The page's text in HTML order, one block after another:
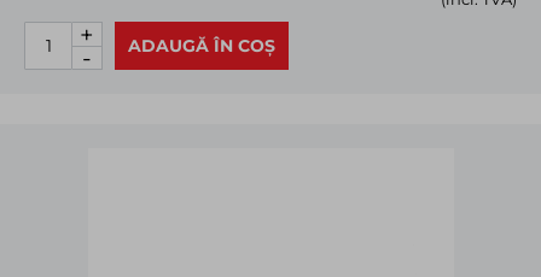
ADAUGĂ ÎN COȘ
+
-